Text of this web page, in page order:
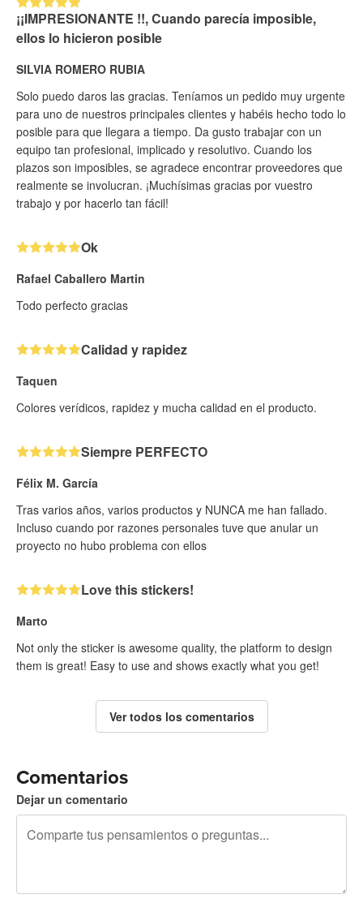
¡¡IMPRESIONANTE !!, Cuando parecía imposible,
ellos lo hicieron posible
SILVIA ROMERO RUBIA
Solo puedo daros las gracias. Teníamos un pedido muy urgente
para uno de nuestros principales clientes y habéis hecho todo lo
posible para que llegara a tiempo. Da gusto trabajar con un
equipo tan profesional, implicado y resolutivo. Cuando los
plazos son imposibles, se agradece encontrar proveedores que
realmente se involucran. ¡Muchísimas gracias por vuestro
trabajo y por hacerlo tan fácil!
Ok
Rafael Caballero Martin
Todo perfecto gracias
Calidad y rapidez
Taquen
Colores verídicos, rapidez y mucha calidad en el producto.
Siempre PERFECTO
Félix M. García
Tras varios años, varios productos y NUNCA me han fallado.
Incluso cuando por razones personales tuve que anular un
proyecto no hubo problema con ellos
Love this stickers!
Marto
Not only the sticker is awesome quality, the platform to design
them is great! Easy to use and shows exactly what you get!
Ver todos los comentarios
Comentarios
Dejar un comentario